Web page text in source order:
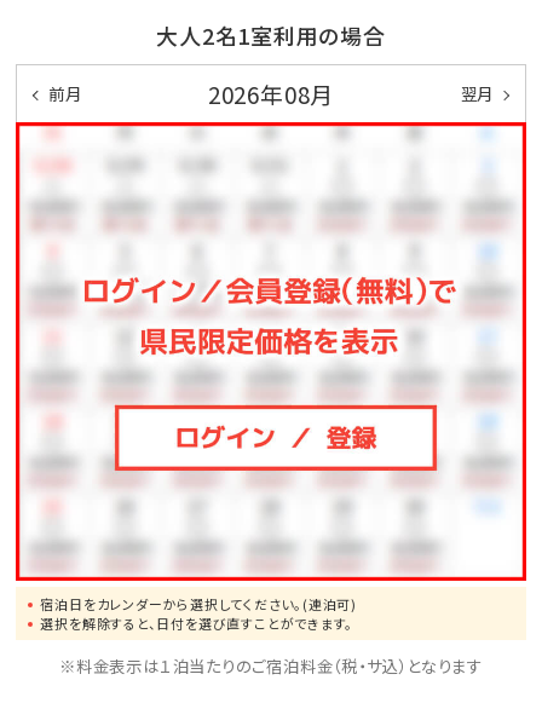
薩摩の郷土料理や地元の素材をふんだんに使った四季
折々の
「紫尾庵流創作懐石」と「黒毛和牛しゃぶしゃぶ」をご用
意。
厳選された良質な南九州産の黒毛和牛肉、旬のこだわ
りのお野菜、
紫尾庵創作料理をご堪能ください
※旬の素材を使用致しますので季節により献立は変わ
朝食は洋食・和食よりお選び頂けます。
大人2名1室利用の場合
前月 2026年08月 翌月
宿泊日をカレンダーから選択してください。(連泊可)
選択を解除すると、日付を選び直すことができます。
※料金表示は１泊当たりのご宿泊料金（税・サ込）となります